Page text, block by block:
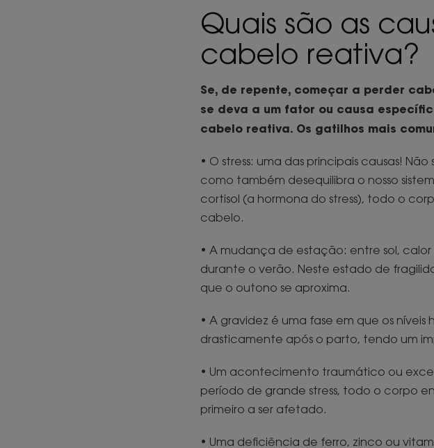
Quais são as
cabelo reativa?
Se, de repente, começar a perder
se deva a um fator ou causa
cabelo reativa. Os gatilhos mais
• O stress: uma das principais causas!
como também desequilibra o nosso
cortisol (a hormona do stress), todo o
cabelo.
• A mudança de estação: entre sol,
durante o verão. Neste estado de
que o outono se aproxima.
• A gravidez é uma fase em que os
drasticamente após o parto, tendo um
• Um acontecimento traumático ou
período de grande stress, todo o corpo
primeiro a ser afetado.
• Uma deficiência de ferro, zinco ou